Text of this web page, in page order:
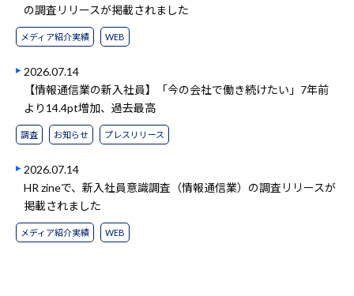
の調査リリースが掲載されました
メディア紹介実績 WEB
2026.07.14
【情報通信業の新入社員】「今の会社で働き続けたい」7年前
より14.4pt増加、過去最高
調査 お知らせ プレスリリース
2026.07.14
HR zineで、新入社員意識調査（情報通信業）の調査リリースが
掲載されました
メディア紹介実績 WEB